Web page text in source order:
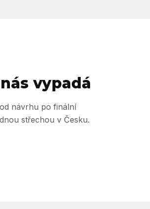
vypadá
návrhu po finální
střechou v Česku.